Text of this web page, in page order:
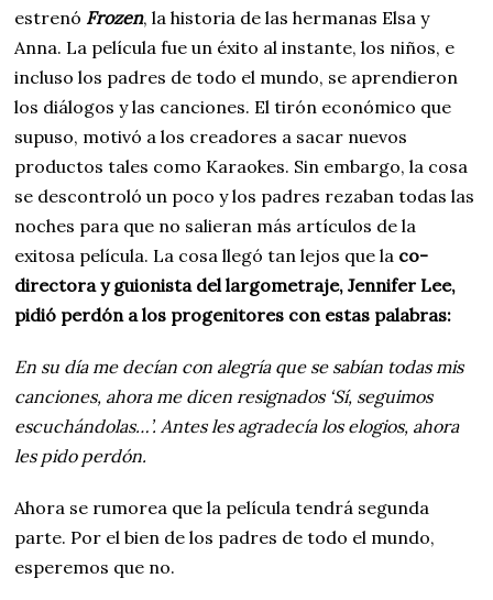
estrenó Frozen, la historia de las hermanas Elsa y
Anna. La película fue un éxito al instante, los niños, e
incluso los padres de todo el mundo, se aprendieron
los diálogos y las canciones. El tirón económico que
supuso, motivó a los creadores a sacar nuevos
productos tales como Karaokes. Sin embargo, la cosa
se descontroló un poco y los padres rezaban todas las
noches para que no salieran más artículos de la
exitosa película. La cosa llegó tan lejos que la co-
directora y guionista del largometraje, Jennifer Lee,
pidió perdón a los progenitores con estas palabras:
En su día me decían con alegría que se sabían todas mis
canciones, ahora me dicen resignados ‘Sí, seguimos
escuchándolas…’. Antes les agradecía los elogios, ahora
les pido perdón.
Ahora se rumorea que la película tendrá segunda
parte. Por el bien de los padres de todo el mundo,
esperemos que no.